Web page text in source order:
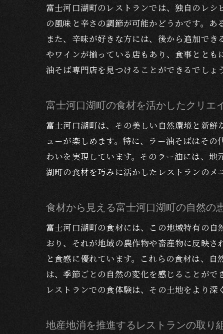
富士河口湖町のレストランでは、独自のレ
の風味と辛さの調節が可能かどうかです。あ
また、辛味が好きな方には、後から追加で
やワインが揃っている店もあり、食事とと
油そば専門店を見つけることができるでしょう
富士河口湖町の食材を活かしたクリエ
富士河口湖町は、その美しい自然環境と新
ューが楽しめます。特に、ラー油そばはそ
わいを実現しています。そのラー油には、
湖町の食材を巧みに活かしたレストランのメ
食材から見える富士河口湖町の自然の
富士河口湖町の食材には、この地域特有の
おり、それが地域の農作物や畜産物に反映
と食感に優れています。これらの食材は、
は、季節ごとの自然の変化を感じることが
レストランでの食体験は、その土地をより深
地産地消を推進するレストランの取り